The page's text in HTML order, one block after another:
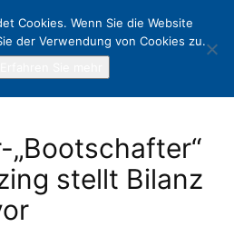
stellt Bilanz
Cookies. Wenn Sie die Website
der Verwendung von Cookies zu.